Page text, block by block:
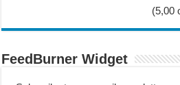
(5,00
FeedBurner Widget